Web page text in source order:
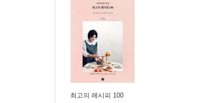
최고의 레시피 100